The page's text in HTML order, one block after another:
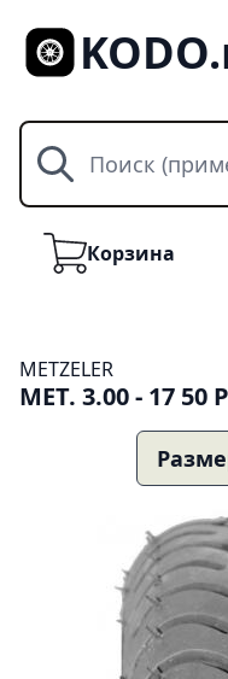
Поиск
КорзинаКорзина
METZELER
MET. 3.00 - 17 50